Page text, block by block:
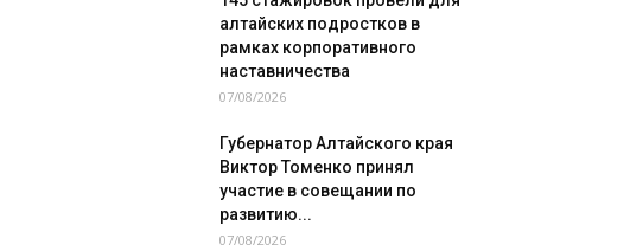
алтайских подростков в
рамках корпоративного
наставничества
07/08/2026
Губернатор Алтайского края
Виктор Томенко принял
участие в совещании по
развитию...
07/08/2026